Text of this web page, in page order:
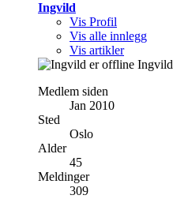
Ingvild
Vis Profil
Vis alle innlegg
Vis artikler
Ingvild
Medlem siden
Jan 2010
Sted
Oslo
Alder
45
Meldinger
309